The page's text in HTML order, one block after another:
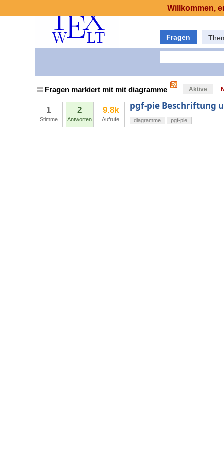
Fragen
Fragen markiert mit mit diagramme Aktive
1
Stimme
2
Antworten
9.8k
Aufrufe
pgf-pie Beschriftung
diagramme pgf-pie
Willkommen,